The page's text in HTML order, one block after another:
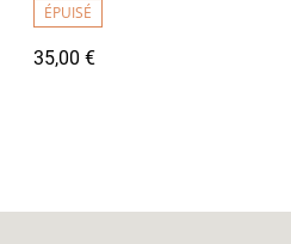
ÉPUISÉ
35,00 €